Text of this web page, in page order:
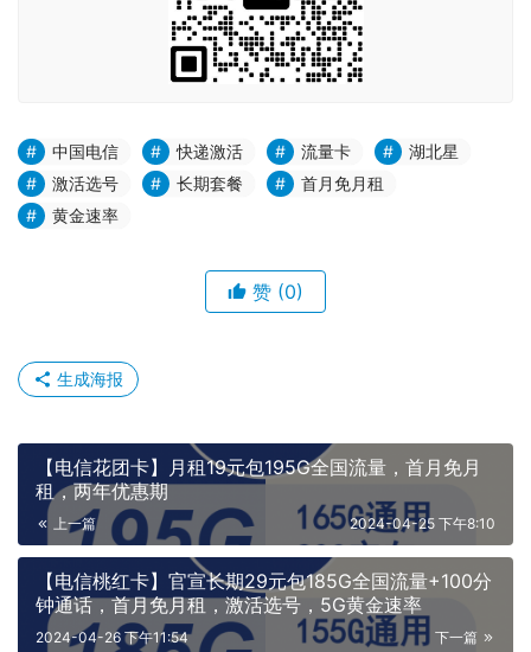
中国电信 快递激活 流量卡
湖北星
激活选号
长期套餐
首月免月租
黄金速率
赞 (0)
生成海报
【电信花团卡】月租19元包195G全国流量，首月免月
租，两年优惠期
上一篇 2024-04-25 下午8:10
【电信桃红卡】官宣长期29元包185G全国流量+100分
钟通话，首月免月租，激活选号，5G黄金速率
下一篇
2024-04-26 下午11:54